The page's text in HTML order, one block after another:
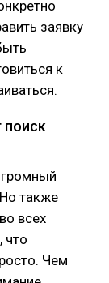
заявку
к
поиск
также
всех
что
Чем